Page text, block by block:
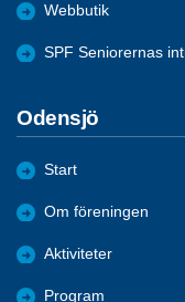
Webbutik
SPF Seniorernas
Odensjö
Start
Om föreningen
Aktiviteter
Program